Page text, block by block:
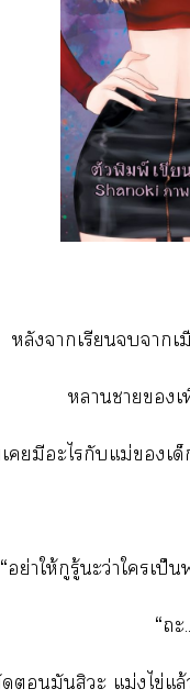
หลังาเรียนา
าา
มีะไกับแม่
“อย่าให้กูรู้ะว่าใเป็
“
มันสิวะ แม่งไข่แ